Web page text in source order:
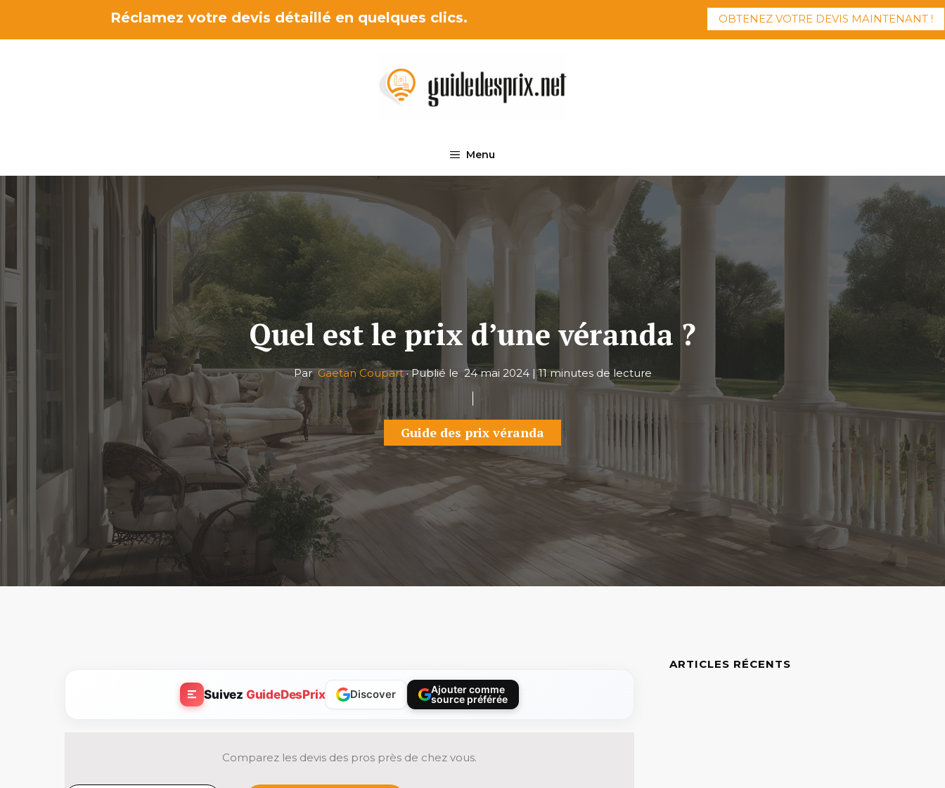
contenu
Réclamez votre devis détaillé en quelques clics. OBTENEZ VOTRE DEVIS MAINTENANT !
Menu
Quel est le prix d’une véranda ?
Par Gaetan Coupart· Publié le24 mai 2024 | 11 minutes de lecture
Guide des prix véranda
Suivez GuideDesPrix Discover
Ajouter comme
source préférée
Comparez les devis des pros près de chez vous.
ARTICLES RÉCENTS